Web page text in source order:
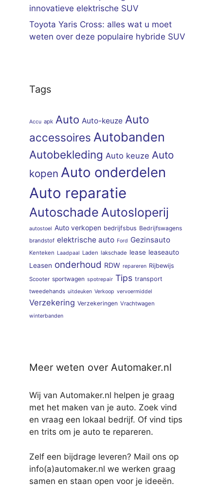
innovatieve elektrische SUV
Toyota Yaris Cross: alles wat u moet
weten over deze populaire hybride SUV
Tags
Accu apk Auto Auto-keuze Auto
accessoires Autobanden
Autobekleding Auto keuze Auto
kopen Auto onderdelen
Auto reparatie
Autoschade Autosloperij
autostoel Auto verkopen bedrijfsbus Bedrijfswagens
brandstof elektrische auto Ford Gezinsauto
Kenteken Laadpaal Laden lakschade lease leaseauto
Leasen onderhoud RDW repareren Rijbewijs
Scooter sportwagen spotrepair Tips transport
tweedehands uitdeuken Verkoop vervoermiddel
Verzekering Verzekeringen Vrachtwagen
winterbanden
Meer weten over Automaker.nl
Wij van Automaker.nl helpen je graag
met het maken van je auto. Zoek vind
en vraag een lokaal bedrijf. Of vind tips
en trits om je auto te repareren.
Zelf een bijdrage leveren? Mail ons op
info(a)automaker.nl we werken graag
samen en staan open voor je ideeën.